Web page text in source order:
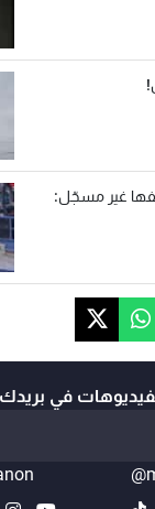
نصفها غير مسجّل:
في بريدك